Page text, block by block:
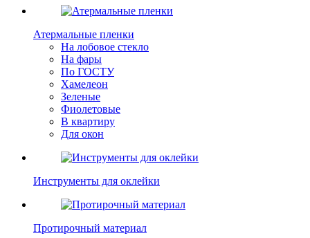
Атермальные пленки
На лобовое стекло
На фары
По ГОСТУ
Хамелеон
Зеленые
Фиолетовые
В квартиру
Для окон
Инструменты для оклейки
Протирочный материал